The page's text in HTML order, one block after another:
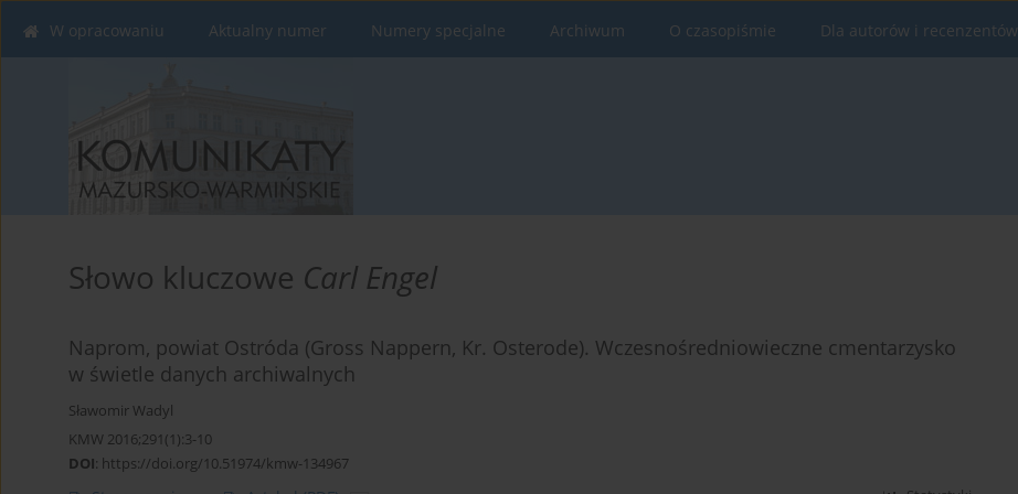
W opracowaniu Aktualny numer Numery specjalne Archiwum O czasopiśmie Dla autorów i recenzentów
Słowo kluczowe Carl Engel
Naprom, powiat Ostróda (Gross Nappern, Kr. Osterode). Wczesnośredniowieczne cmentarzysko
w świetle danych archiwalnych
Sławomir Wadyl
KMW 2016;291(1):3-10
DOI: https://doi.org/10.51974/kmw-134967